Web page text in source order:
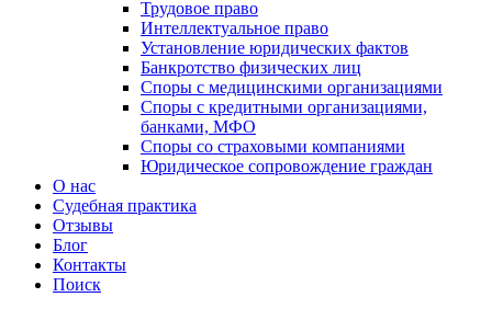
Трудовое право
Интеллектуальное право
Установление юридических фактов
Банкротство физических лиц
Споры с медицинскими организациями
Споры с кредитными организациями,
банками, МФО
Споры со страховыми компаниями
Юридическое сопровождение граждан
О нас
Судебная практика
Отзывы
Блог
Контакты
Поиск